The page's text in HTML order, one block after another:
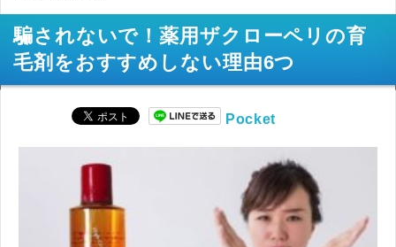
騙されないで！薬用ザクローペリの育
毛剤をおすすめしない理由6つ
Pocket